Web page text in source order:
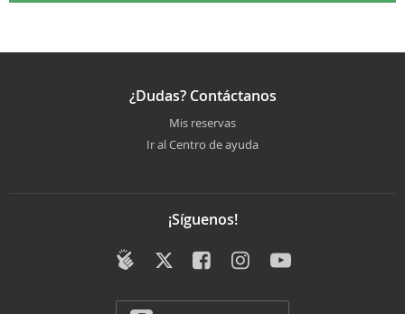
¿Dudas? Contáctanos
Mis reservas
Ir al Centro de ayuda
¡Síguenos!